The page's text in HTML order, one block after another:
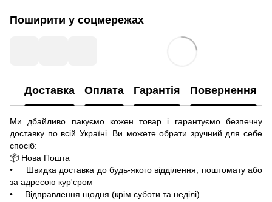
Поширити у соцмережах
Доставка Оплата Гарантія Повернення
Ми дбайливо пакуємо кожен товар і гарантуємо безпечну
доставку по всій Україні. Ви можете обрати зручний для себе
спосіб:
📦 Нова Пошта
• Швидка доставка до будь-якого відділення, поштомату або
за адресою кур'єром
• Відправлення щодня (крім суботи та неділі)